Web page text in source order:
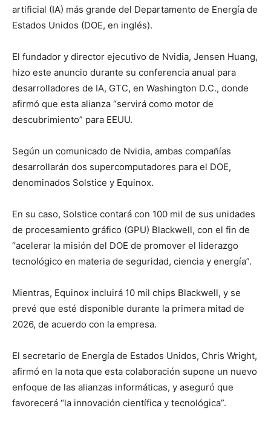
artificial (IA) más grande del Departamento de Energía de
Estados Unidos (DOE, en inglés).
El fundador y director ejecutivo de Nvidia, Jensen Huang,
hizo este anuncio durante su conferencia anual para
desarrolladores de IA, GTC, en Washington D.C., donde
afirmó que esta alianza “servirá como motor de
descubrimiento” para EEUU.
Según un comunicado de Nvidia, ambas compañías
desarrollarán dos supercomputadores para el DOE,
denominados Solstice y Equinox.
En su caso, Solstice contará con 100 mil de sus unidades
de procesamiento gráfico (GPU) Blackwell, con el fin de
“acelerar la misión del DOE de promover el liderazgo
tecnológico en materia de seguridad, ciencia y energía”.
Mientras, Equinox incluirá 10 mil chips Blackwell, y se
prevé que esté disponible durante la primera mitad de
2026, de acuerdo con la empresa.
El secretario de Energía de Estados Unidos, Chris Wright,
afirmó en la nota que esta colaboración supone un nuevo
enfoque de las alianzas informáticas, y aseguró que
favorecerá “la innovación científica y tecnológica”.